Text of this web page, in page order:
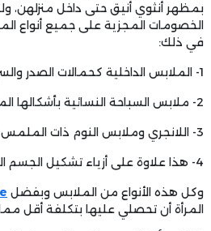
بمظهر أنثوي أنيق حتى داخل منزلهن،
الخصومات المجزية على جميع أنواع
في ذلك:
1- الملابس الداخلية كحمالات الصدر والسراويل.
2- ملابس السباحة النسائية بأشكالها المختلفة.
3- اللانجري وملابس النوم ذات الملمس الحريري والمظهر الأنيق.
4- هذا علاوة على أزياء تشكيل الجسم التي تمنح الفتاة الرشاقة التي تحلم بها.
وكل هذه الأنواع من الملابس وبفضل
المرأة أن تحصلي عليها بتكلفة أقل